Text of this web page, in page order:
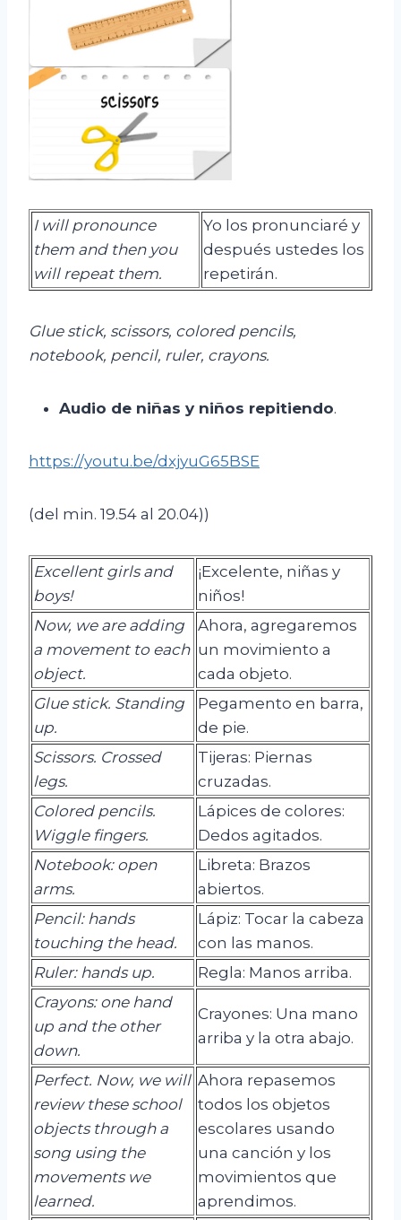
I will pronounce
them and then you
will repeat them.
Yo los pronunciaré y
después ustedes los
repetirán.
Glue stick, scissors, colored pencils,
notebook, pencil, ruler, crayons.
Audio de niñas y niños repitiendo.
https://youtu.be/dxjyuG65BSE
(del min. 19.54 al 20.04))
Excellent girlsand
boys!
¡Excelente, niñas y
niños!
Now, we are adding
a movement to each
object.
Ahora, agregaremos
un movimiento a
cada objeto.
Glue stick. Standing
up.
Pegamento en barra,
de pie.
Scissors. Crossed
legs.
Tijeras: Piernas
cruzadas.
Colored pencils.
Wiggle fingers.
Lápices de colores:
Dedos agitados.
Notebook: open
arms.
Libreta: Brazos
abiertos.
Pencil: hands
touching the head.
Lápiz: Tocar la cabeza
con las manos.
Ruler: handsup.
Regla: Manos arriba.
Crayons: one hand
up and the other
down.
Crayones: Una mano
arriba y la otra abajo.
Perfect. Now, we will
review these school
objects through a
song using the
movements we
learned.
Ahora repasemos
todos los objetos
escolares usando
una canción y los
movimientos que
aprendimos.